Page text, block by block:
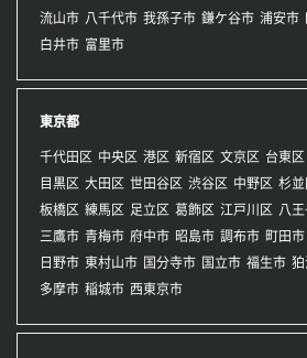
流山市 八千代市 我孫子市 鎌ケ谷市 浦安市
白井市 富里市
東京都
千代田区 中央区 港区 新宿区 文京区 台東区
目黒区 大田区 世田谷区 渋谷区 中野区 杉並
板橋区 練馬区 足立区 葛飾区 江戸川区 八
三鷹市 青梅市 府中市 昭島市 調布市 町田市
日野市 東村山市 国分寺市 国立市 福生市 狛
多摩市 稲城市 西東京市